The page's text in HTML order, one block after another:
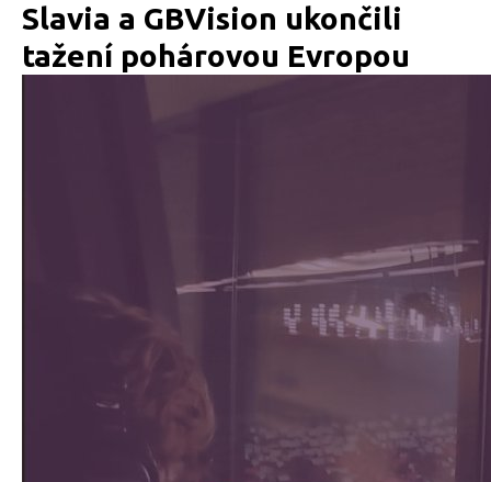
Slavia a GBVision ukončili
tažení pohárovou Evropou